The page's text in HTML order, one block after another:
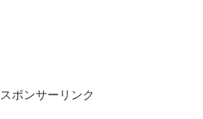
スポンサーリンク